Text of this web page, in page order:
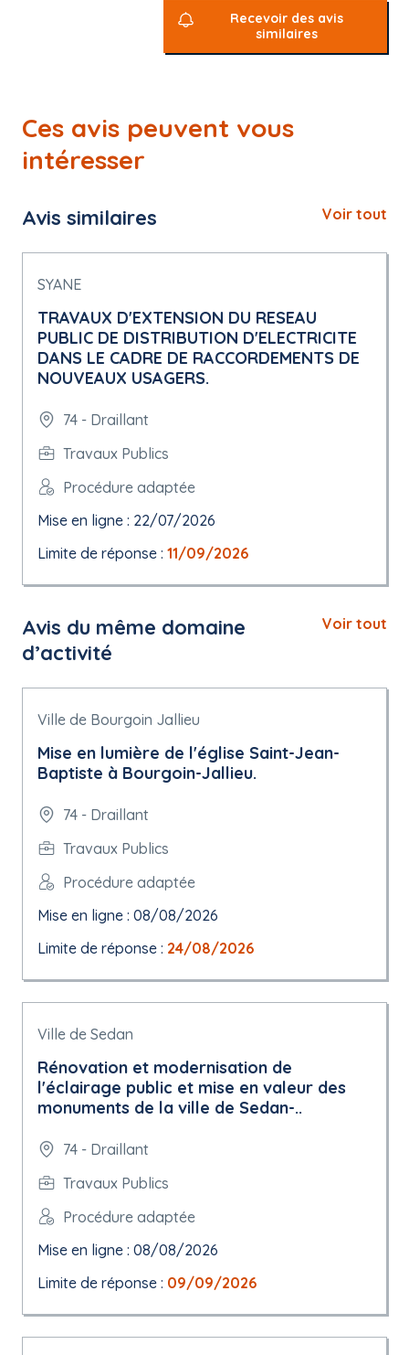
Recevoir des avis
similaires
Ces avis peuvent vous
intéresser
Avis similaires Voir tout
SYANE
TRAVAUX D'EXTENSION DU RESEAU
PUBLIC DE DISTRIBUTION D'ELECTRICITE
DANS LE CADRE DE RACCORDEMENTS DE
NOUVEAUX USAGERS.
74 - Draillant
Travaux Publics
Procédure adaptée
Mise en ligne : 22/07/2026
Limite de réponse : 11/09/2026
Avis du même domaine
d’activité
Voir tout
Ville de Bourgoin Jallieu
Mise en lumière de l'église Saint-Jean-
Baptiste à Bourgoin-Jallieu.
74 - Draillant
Travaux Publics
Procédure adaptée
Mise en ligne : 08/08/2026
Limite de réponse : 24/08/2026
Ville de Sedan
Rénovation et modernisation de
l'éclairage public et mise en valeur des
monuments de la ville de Sedan-..
74 - Draillant
Travaux Publics
Procédure adaptée
Mise en ligne : 08/08/2026
Limite de réponse : 09/09/2026